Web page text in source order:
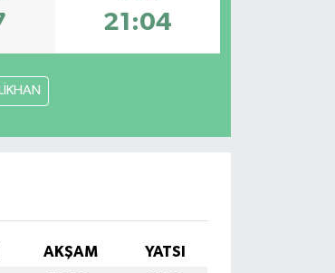
21:04
AKŞAM
YATSI